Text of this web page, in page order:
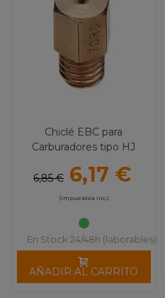
Chiclé EBC para
Carburadores tipo HJ
6,85 € 6,17 €
(impuestos inc.)
En Stock 24/48h (laborables)
AÑADIR AL CARRITO